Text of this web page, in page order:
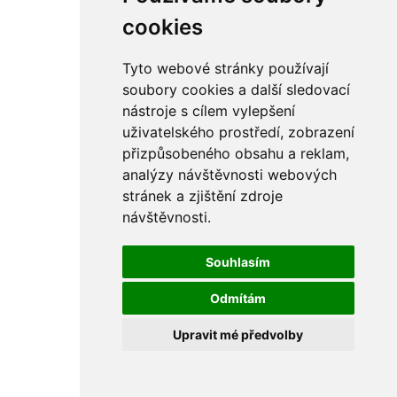
cookies
Tyto webové stránky používají
soubory cookies a další sledovací
nástroje s cílem vylepšení
uživatelského prostředí, zobrazení
přizpůsobeného obsahu a reklam,
analýzy návštěvnosti webových
stránek a zjištění zdroje
návštěvnosti.
Souhlasím
Odmítám
Upravit mé předvolby
řetězy
ostatní části
sekundární
sání
sedla
spojovací materiál
matice
podložky
pojistné kroužky
šrouby
výbava
výfuky a kolena
bowdeny a lanka
filtry
gufera